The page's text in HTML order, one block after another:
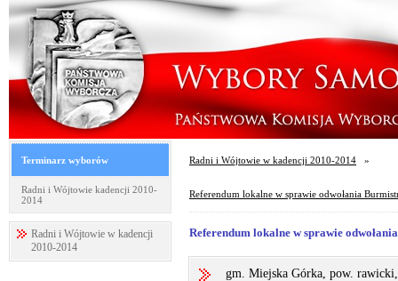
Terminarz wyborów
Radni i Wójtowie kadencji 2010-
2014
Radni i Wójtowie w kadencji
2010-2014
Radni i Wójtowie w kadencji 2010-2014 »
Referendum lokalne w sprawie odwołania
Referendum lokalne w sprawie
gm. Miejska Górka, pow.